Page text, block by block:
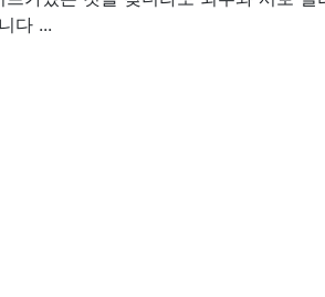
다 ...